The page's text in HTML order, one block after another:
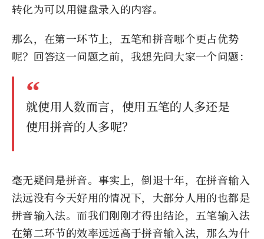
转化为可以用键盘录入的内容。
那么，在第一环节上，五笔和拼音哪个更占优势
呢？回答这一问题之前，我想先问大家一个问题：
就使用人数而言，使用五笔的人多还是
使用拼音的人多呢？
毫无疑问是拼音。事实上，倒退十年，在拼音输入
法远没有今天好用的情况下，大部分人用的也都是
拼音输入法。而我们刚刚才得出结论，五笔输入法
在第二环节的效率远远高于拼音输入法，那么为什